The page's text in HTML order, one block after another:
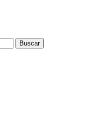
Buscar